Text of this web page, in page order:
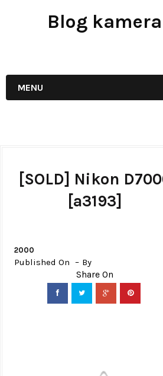
Blog
MENU
[SOLD] Nikon
[a3193]
2000
Published On By